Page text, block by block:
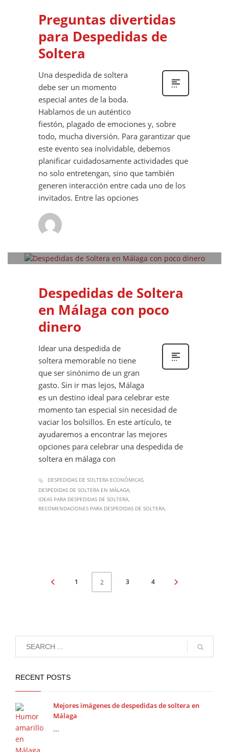
Preguntas divertidas
para Despedidas de
Soltera
Una despedida de soltera
debe ser un momento
especial antes de la boda.
Hablamos de un auténtico
fiestón, plagado de emociones y, sobre
todo, mucha diversión. Para garantizar que
este evento sea inolvidable, debemos
planificar cuidadosamente actividades que
no solo entretengan, sino que también
generen interacción entre cada uno de los
invitados. Entre las opciones
Despedidas de Soltera
en Málaga con poco
dinero
Idear una despedida de
soltera memorable no tiene
que ser sinónimo de un gran
gasto. Sin ir mas lejos, Málaga
es un destino ideal para celebrar este
momento tan especial sin necesidad de
vaciar los bolsillos. En este artículo, te
ayudaremos a encontrar las mejores
opciones para celebrar una despedida de
soltera en málaga con
DESPEDIDAS DE SOLTERA ECONÓMICAS
DESPEDIDAS DE SOLTERA EN MÁLAGA
IDEAS PARA DESPEDIDAS DE SOLTERA
RECOMENDACIONES PARA DESPEDIDAS DE SOLTERA
1 2 3 4
RECENT POSTS
Mejores imágenes de despedidas de soltera en
Málaga
...